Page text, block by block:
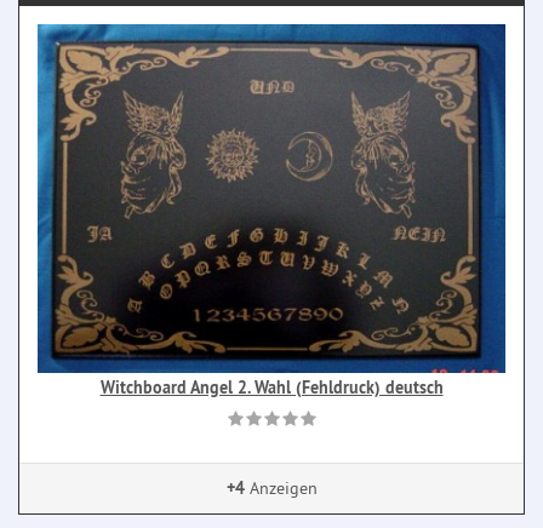
Witchboard Angel 2. Wahl (Fehldruck) deutsch
+4Anzeigen